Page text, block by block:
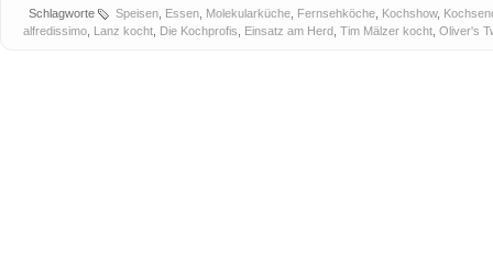
Schlagworte
Speisen Essen Molekularküche Fernsehköche Kochshow,
alfredissimo Lanz kocht Die Kochprofis Einsatz am Herd Tim Mälzer kocht Oliver's